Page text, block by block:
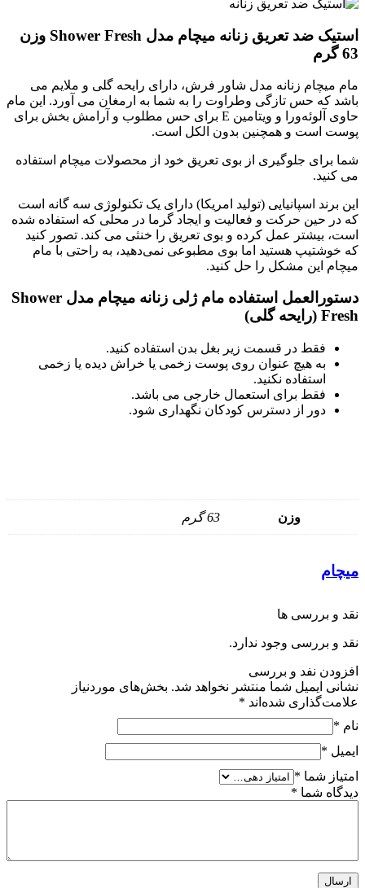
استیک ضد تعریق زنانه میچام مدل Shower Fresh وزن
63 گرم
مام میچام زنانه مدل شاور فرش، دارای رایحه گلی و ملایم می
باشد که حس تازگی وطراوت را به شما به ارمغان می آورد. این مام
حاوی آلوئه‌ورا و ویتامین E برای حس مطلوب و آرامش بخش برای
پوست است و همچنین بدون الکل است.
شما برای جلوگیری از بوی تعریق خود از محصولات میچام استفاده
می کنید.
این برند اسپانیایی (تولید امریکا) دارای یک تکنولوژی سه گانه است
که در حین حرکت و فعالیت و ایجاد گرما در محلی که استفاده شده
است، بیشتر عمل کرده و بوی تعریق را خنثی می کند. تصور کنید
که خوشتیپ هستید اما بوی مطبوعی نمی‌دهید، به راحتی با مام
میچام این مشکل را حل کنید.
دستورالعمل استفاده مام ژلی زنانه میچام مدل Shower
Fresh (رایحه گلی)
فقط در قسمت زیر بغل بدن استفاده کنید.
به هیچ عنوان روی پوست زخمی یا خراش دیده یا زخمی
استفاده نکنید.
فقط برای استعمال خارجی می باشد.
دور از دسترس کودکان نگهداری شود.
وزن 63 گرم
میچام
نقد و بررسی ها
نقد و بررسی وجود ندارد.
افزودن نفد و بررسی
نشانی ایمیل شما منتشر نخواهد شد. بخش‌های موردنیاز
علامت‌گذاری شده‌اند *
نام *
ایمیل *
امتیاز شما *
دیدگاه شما *